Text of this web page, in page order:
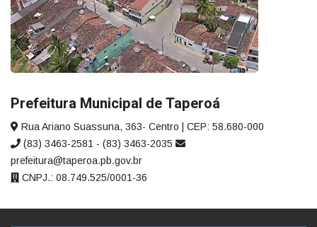
Prefeitura Municipal de Taperoá
Rua Ariano Suassuna, 363- Centro | CEP: 58.680-000
(83) 3463-2581 - (83) 3463-2035
prefeitura@taperoa.pb.gov.br
CNPJ.: 08.749.525/0001-36